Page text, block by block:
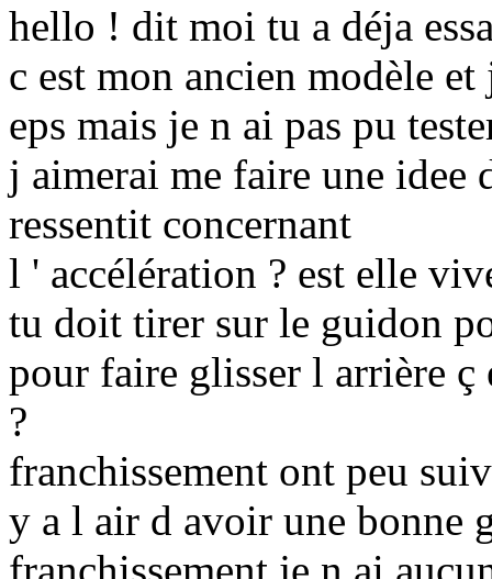
hello ! dit moi tu a déja
c est mon ancien modèle
eps mais je n ai pas pu
j aimerai me faire une idee
ressentit concernant
l ' accélération ? est elle
tu doit tirer sur le guidon
pour faire glisser l arrière ç
?
franchissement ont peu
y a l air d avoir une bonne
franchissement je n ai